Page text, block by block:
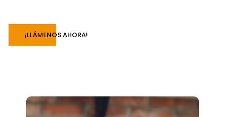
¡LLÁMENOS AHORA!